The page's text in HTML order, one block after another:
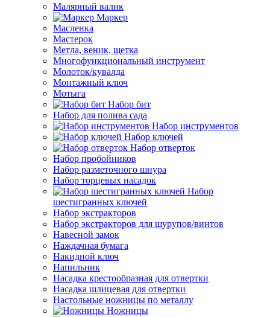
Малярный валик
Маркер
Масленка
Мастерок
Метла, веник, щетка
Многофункциональный инструмент
Молоток/кувалда
Монтажный ключ
Мотыга
Набор бит
Набор для полива сада
Набор инструментов
Набор ключей
Набор отверток
Набор пробойников
Набор разметочного шнура
Набор торцевых насадок
Набор
шестигранных ключей
Набор экстракторов
Набор экстракторов для шурупов/винтов
Навесной замок
Наждачная бумага
Накидной ключ
Напильник
Насадка крестообразная для отвертки
Насадка шлицевая для отвертки
Настольные ножницы по металлу
Ножницы